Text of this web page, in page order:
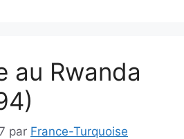
au Rwanda
par France-Turquoise